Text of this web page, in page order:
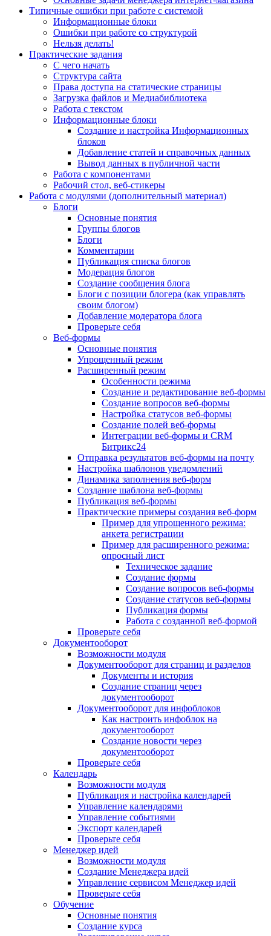
Типичные ошибки при работе с системой
Информационные блоки
Ошибки при работе со структурой
Нельзя делать!
Практические задания
С чего начать
Структура сайта
Права доступа на статические страницы
Загрузка файлов и Медиабиблиотека
Работа с текстом
Информационные блоки
Создание и настройка Информационных
блоков
Добавление статей и справочных данных
Вывод данных в публичной части
Работа с компонентами
Рабочий стол, веб-стикеры
Работа с модулями (дополнительный материал)
Блоги
Основные понятия
Группы блогов
Блоги
Комментарии
Публикация списка блогов
Модерация блогов
Создание сообщения блога
Блоги с позиции блогера (как управлять
своим блогом)
Добавление модератора блога
Проверьте себя
Веб-формы
Основные понятия
Упрощенный режим
Расширенный режим
Особенности режима
Создание и редактирование веб-формы
Создание вопросов веб-формы
Настройка статусов веб-формы
Создание полей веб-формы
Интеграции веб-формы и CRM
Битрикс24
Отправка результатов веб-формы на почту
Настройка шаблонов уведомлений
Динамика заполнения веб-форм
Создание шаблона веб-формы
Публикация веб-формы
Практические примеры создания веб-форм
Пример для упрощенного режима:
анкета регистрации
Пример для расширенного режима:
опросный лист
Техническое задание
Создание формы
Создание вопросов веб-формы
Создание статусов веб-формы
Публикация формы
Работа с созданной веб-формой
Проверьте себя
Документооборот
Возможности модуля
Документооборот для страниц и разделов
Документы и история
Создание страниц через
документооборот
Документооборот для инфоблоков
Как настроить инфоблок на
документооборот
Создание новости через
документооборот
Проверьте себя
Календарь
Возможности модуля
Публикация и настройка календарей
Управление календарями
Управление событиями
Экспорт календарей
Проверьте себя
Менеджер идей
Возможности модуля
Создание Менеджера идей
Управление сервисом Менеджер идей
Проверьте себя
Обучение
Основные понятия
Создание курса